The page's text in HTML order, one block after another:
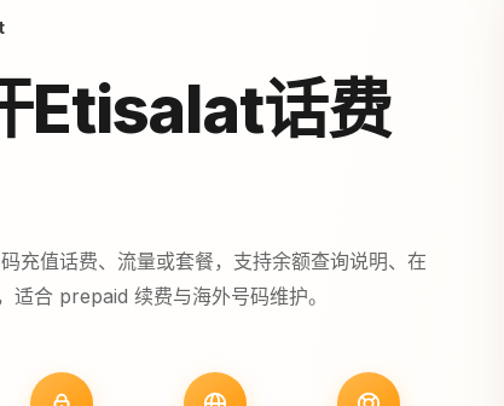
Etisalat话费
充值话费、流量或套餐，支持余额查询说明、在
适合 prepaid 续费与海外号码维护。